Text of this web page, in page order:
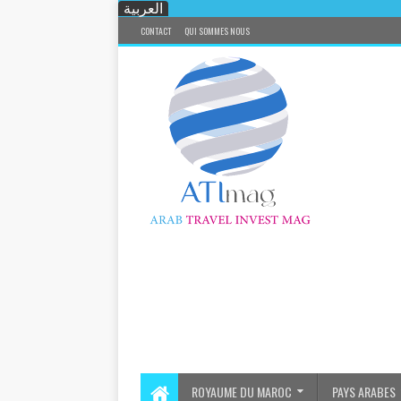
العربية
CONTACT QUI SOMMES NOUS
ROYAUME DU MAROC PAYS ARABES